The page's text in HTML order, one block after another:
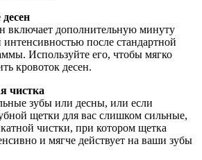
включает дополнительную минуту
после стандартной
Используйте его, чтобы мягко
кровоток десен.
чистка
зубы или десны, или если
щетки для вас слишком сильные,
чистки, при котором щетка
и мягче действует на ваши зубы